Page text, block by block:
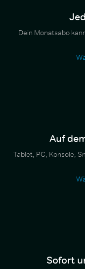
Dein Monatsabo
Auf
Tablet, PC, Konsole,
Sofort